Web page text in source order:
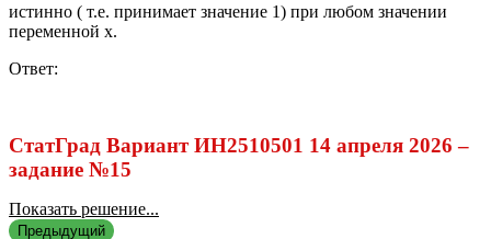
истинно ( т.е. принимает значение 1) при любом значении
переменной х.
Ответ:
СтатГрад Вариант ИН2510501 14 апреля 2026 –
задание №15
Показать решение...
Предыдущий